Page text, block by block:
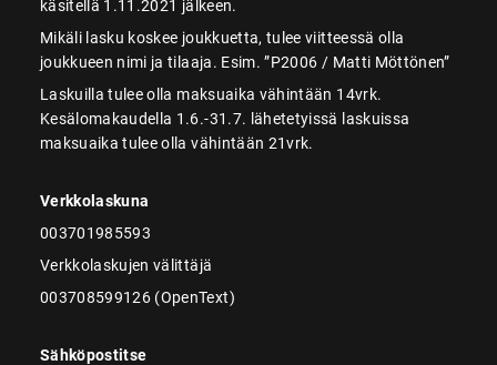
käsitellä 1.11.2021 jälkeen.
Mikäli lasku koskee joukkuetta, tulee viitteessä olla
joukkueen nimi ja tilaaja. Esim. ”P2006 / Matti Möttönen”
Laskuilla tulee olla maksuaika vähintään 14vrk.
Kesälomakaudella 1.6.-31.7. lähetetyissä laskuissa
maksuaika tulee olla vähintään 21vrk.
Verkkolaskuna
003701985593
Verkkolaskujen välittäjä
003708599126 (OpenText)
Sähköpostitse